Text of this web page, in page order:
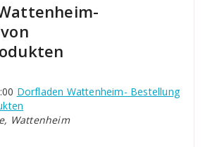
Dorfladen Wattenheim- Bestellung
Wattenheim